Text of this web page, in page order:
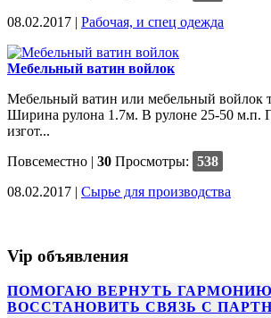
08.02.2017 | Рабочая, и спец одежда
Мебельный ватин войлок
Мебельный ватин или мебельный войлок
Ширина рулона 1.7м. В рулоне 25-50 м.п.
изгот...
Повсеместно | 30 Просмотры: 538
08.02.2017 | Сырье для производства
Vip объявления
ПОМОГАЮ ВЕРНУТЬ
ВОССТАНОВИТЬ СВЯЗЬ С